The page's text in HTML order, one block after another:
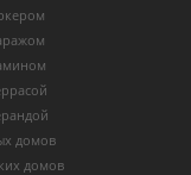
домов
домов